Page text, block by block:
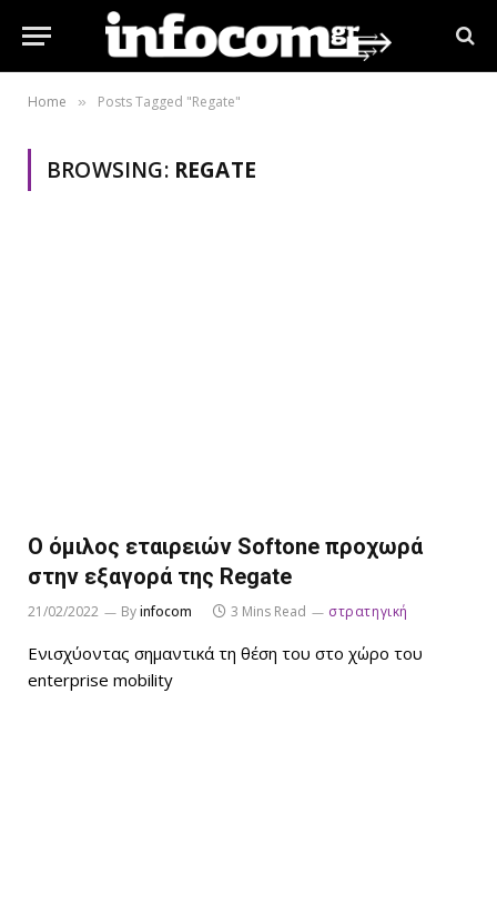
Home » Posts Tagged "Regate"
BROWSING: REGATE
Ο όμιλος εταιρειών Softone προχωρά
στην εξαγορά της Regate
21/02/2022 Byinfocom 3 Mins Read στρατηγική
Ενισχύοντας σημαντικά τη θέση του στο χώρο του
enterprise mobility